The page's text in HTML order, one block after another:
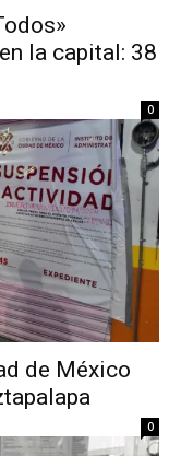
la capital: 38
0
de México
0